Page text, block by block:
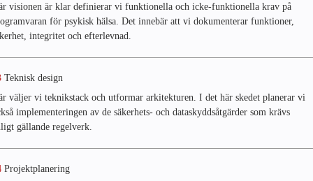
visionen är klar definierar vi funktionella och icke-funktionella krav på
för psykisk hälsa. Det innebär att vi dokumenterar funktioner,
integritet och efterlevnad.
Teknisk design
väljer vi teknikstack och utformar arkitekturen. I det här skedet planerar vi
implementeringen av de säkerhets- och dataskyddsåtgärder som krävs
gällande regelverk.
Projektplanering